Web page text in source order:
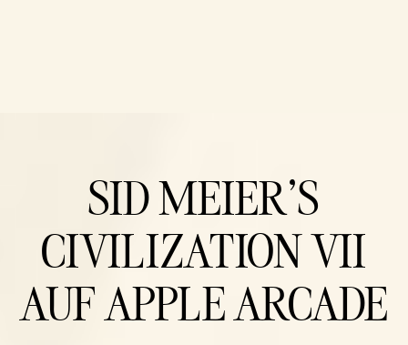
SID MEIER'S
CIVILIZATION VII
AUF APPLE ARCADE